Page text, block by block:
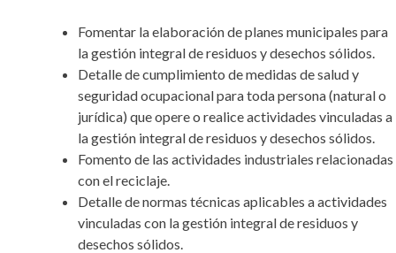
Fomentar la elaboración de planes municipales para
la gestión integral de residuos y desechos sólidos.
Detalle de cumplimiento de medidas de salud y
seguridad ocupacional para toda persona (natural o
jurídica) que opere o realice actividades vinculadas a
la gestión integral de residuos y desechos sólidos.
Fomento de las actividades industriales relacionadas
con el reciclaje.
Detalle de normas técnicas aplicables a actividades
vinculadas con la gestión integral de residuos y
desechos sólidos.